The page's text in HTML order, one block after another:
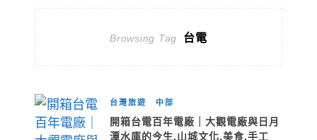
Browsing Tag 台電
台灣旅遊 中部
開箱台電百年電廠｜大觀電廠與日月
潭水庫的今生.山城文化.美食.手工